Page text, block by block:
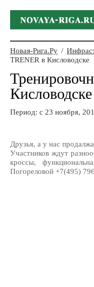
Новая-Рига.Ру /
TRENER в Кисловодске
Кисловодске
Период: c 23 ноября,
Друзья, а у нас
Участников ждут
кроссы,
Погореловой +7(495)